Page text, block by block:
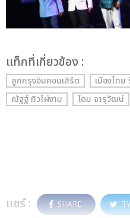
เเท็กที่เกี่ยวข้อง :
ลูกกรุงอินคอนเสิร์ต เมืองไทย
ณัฐฐ์ ทิวไผ่งาม
โดม จารุวัฒน์
แชร์ : SHARE